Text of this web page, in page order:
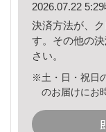
2026.07.22
決済方法が、
す。その他の
さい。
※土・日・祝日
のお届けにお